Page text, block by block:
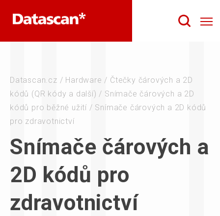
Datascan.cz / Hardware / Čtečky čárových a 2D
kódů (QR kódy a další) / Snímače čárových a 2D
kódů pro běžné užití / Snímače čárových a 2D kódů
pro zdravotnictví
Snímače čárových a
2D kódů pro
zdravotnictví